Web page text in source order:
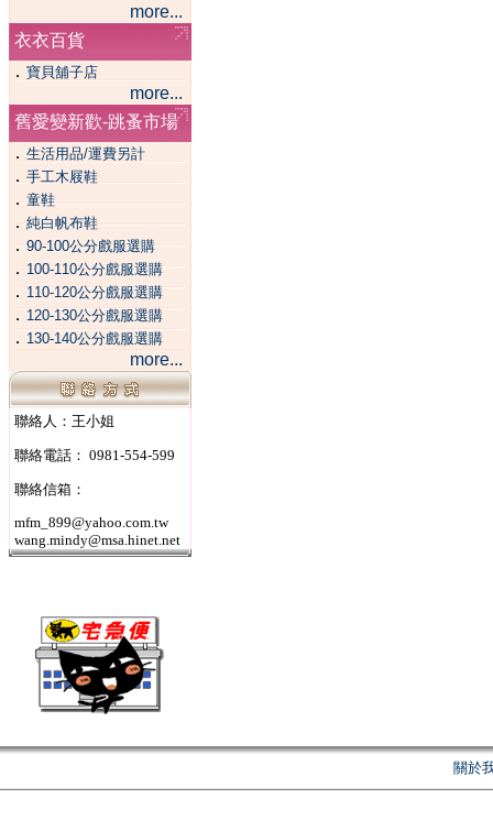
more...
衣衣百貨
． 寶貝舖子店
more...
舊愛變新歡-跳蚤市場
． 生活用品/運費另計
． 手工木屐鞋
． 童鞋
．純白帆布鞋
．90-100公分戲服選購
．100-110公分戲服選購
．110-120公分戲服選購
．120-130公分戲服選購
． 130-140公分戲服選購
more...
聯絡人：王小姐
聯絡電話： 0981-554-599
聯絡信箱：
mfm_899@yahoo.com.tw
wang.mindy@msa.hinet.net
關於